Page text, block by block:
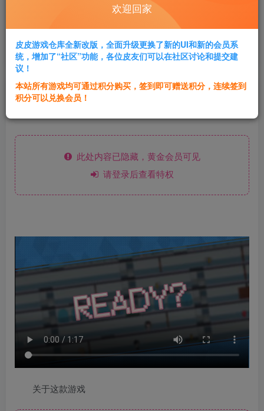
积分
黄金会员免费 超级会员免费
登录购买
群主1号
此处内容已隐藏，黄金会员可见
请登录后查看特权
关于这款游戏
欢迎回家
皮皮游戏仓库全新改版，全面升级更换了新的UI和新的会员系
统，增加了“社区”功能，各位皮友们可以在社区讨论和提交建
议！
本站所有游戏均可通过积分购买，签到即可赠送积分，连续签到
积分可以兑换会员！